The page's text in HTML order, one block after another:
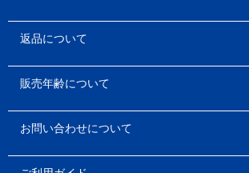
返品について
販売年齢について
お問い合わせについて